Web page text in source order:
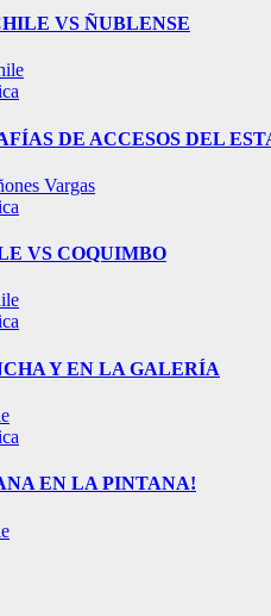
VS ÑUBLENSE
DE ACCESOS DEL
Vargas
VS COQUIMBO
Y EN LA GALERÍA
EN LA PINTANA!